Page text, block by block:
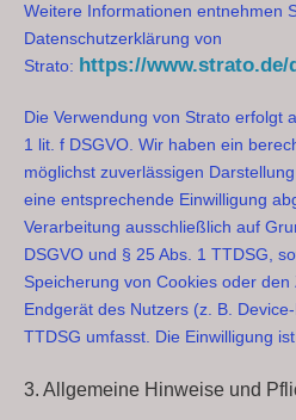
Weitere Informationen entnehmen
Datenschutzerklärung von
Strato: https://www.strato.de/
Die Verwendung von Strato erfolgt
1 lit. f DSGVO. Wir haben ein
möglichst zuverlässigen
eine entsprechende Einwilligung
Verarbeitung ausschließlich auf
DSGVO und § 25 Abs. 1 TTDSG,
Speicherung von Cookies oder
Endgerät des Nutzers (z. B.
TTDSG umfasst. Die Einwilligung
3. Allgemeine Hinweise und